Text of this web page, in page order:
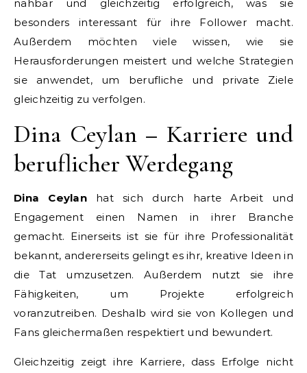
nahbar und gleichzeitig erfolgreich, was sie
besonders interessant für ihre Follower macht.
Außerdem möchten viele wissen, wie sie
Herausforderungen meistert und welche Strategien
sie anwendet, um berufliche und private Ziele
gleichzeitig zu verfolgen.
Dina Ceylan – Karriere und
beruflicher Werdegang
Dina Ceylan hat sich durch harte Arbeit und
Engagement einen Namen in ihrer Branche
gemacht. Einerseits ist sie für ihre Professionalität
bekannt, andererseits gelingt es ihr, kreative Ideen in
die Tat umzusetzen. Außerdem nutzt sie ihre
Fähigkeiten, um Projekte erfolgreich
voranzutreiben. Deshalb wird sie von Kollegen und
Fans gleichermaßen respektiert und bewundert.
Gleichzeitig zeigt ihre Karriere, dass Erfolge nicht